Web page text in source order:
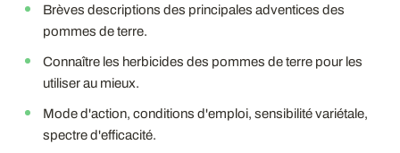
Brèves descriptions des principales adventices des
pommes de terre.
Connaître les herbicides des pommes de terre pour les
utiliser au mieux.
Mode d'action, conditions d'emploi, sensibilité variétale,
spectre d'efficacité.